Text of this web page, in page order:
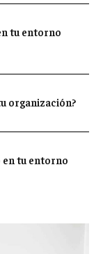
tu entorno
organización?
en tu entorno